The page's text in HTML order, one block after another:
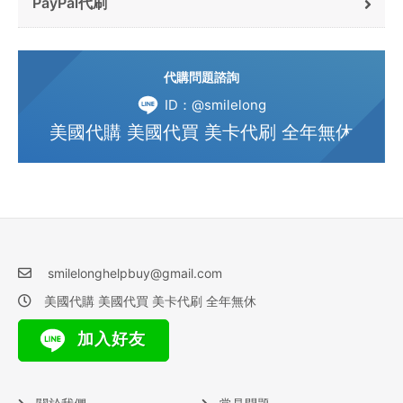
代購問題諮詢
ID：@smilelong
美國代購 美國代買 美卡代刷 全年無休
smilelonghelpbuy@gmail.com
美國代購 美國代買 美卡代刷 全年無休
加入好友